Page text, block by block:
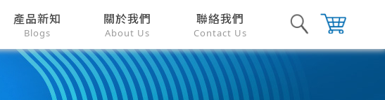
產品新知
Blogs
關於我們
About Us
聯絡我們
Contact Us